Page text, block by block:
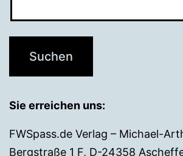
Sie erreichen uns:
FWSpass.de Verlag – Michael-
Bergstraße 1 F, D-24358